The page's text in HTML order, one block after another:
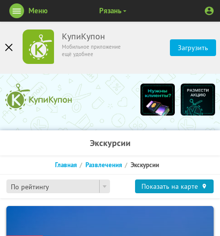
КупиКупон
Мобильное приложение
ещё удобнее
Загрузить
Меню Рязань
Экскурсии
По рейтингу
Главная Развлечения Экскурсии
Показать на карте